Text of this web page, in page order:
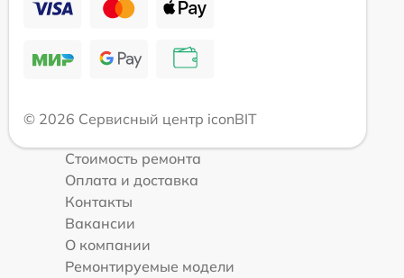
© 2026 Сервисный центр iconBIT
Стоимость ремонта
Оплата и доставка
Контакты
Вакансии
О компании
Ремонтируемые модели